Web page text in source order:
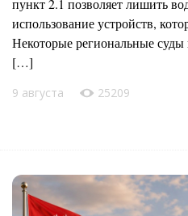
пункт 2.1 позволяет лишить
использование устройств,
Некоторые региональные
[…]
9 августа 25209